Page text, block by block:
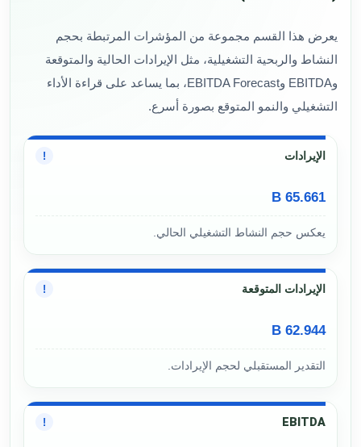
يعرض هذا القسم مجموعة من المؤشرات المرتبطة بحجم
النشاط والربحية التشغيلية، مثل الإيرادات الحالية والمتوقعة
وEBITDA وEBITDA Forecast، بما يساعد على قراءة الأداء
التشغيلي والنمو المتوقع بصورة أسرع.
الإيرادات !
65.661 B
يعكس حجم النشاط التشغيلي الحالي.
الإيرادات المتوقعة !
62.944 B
التقدير المستقبلي لحجم الإيرادات.
EBITDA
!